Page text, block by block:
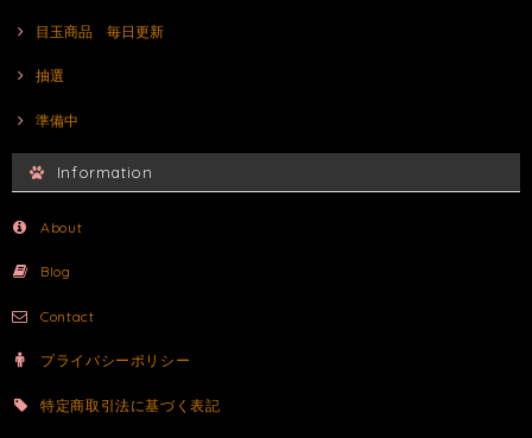
目玉商品 毎日更新
抽選
準備中
Information
About
Blog
Contact
プライバシーポリシー
特定商取引法に基づく表記